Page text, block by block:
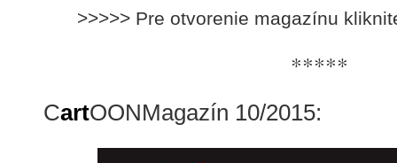
>>>>> Pre otvorenie magazínu
*****
CartOONMagazín 10/2015: